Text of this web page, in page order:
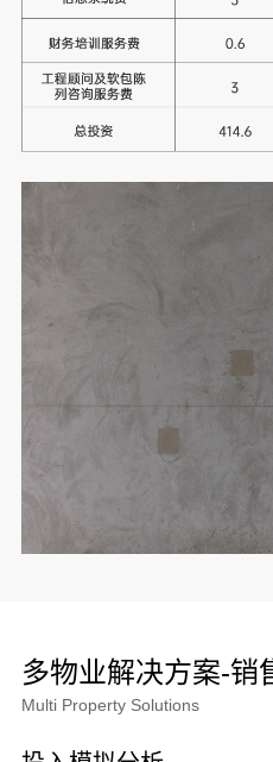
多物业解决方案-销
Multi Property Solutions